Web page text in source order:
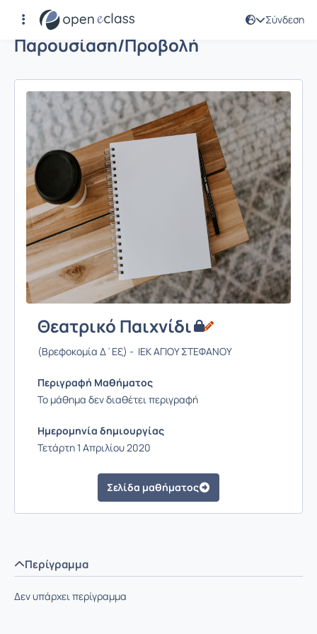
Σύνδεση
Παρουσίαση/Προβολή
Θεατρικό Παιχνίδι
(Βρεφοκομία Δ΄Εξ) - ΙΕΚ ΑΓΙΟΥ ΣΤΕΦΑΝΟΥ
Περιγραφή Μαθήματος
Το μάθημα δεν διαθέτει περιγραφή
Ημερομηνία δημιουργίας
Τετάρτη 1 Απριλίου 2020
Σελίδα μαθήματος
Περίγραμμα
Δεν υπάρχει περίγραμμα